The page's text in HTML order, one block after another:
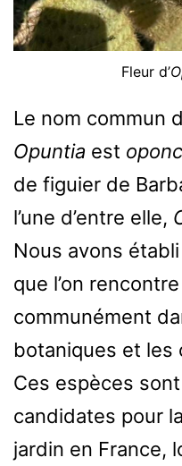
Fleur d’
Le nom commun
Opuntia est
de figuier de
l’une d’entre elle,
Nous avons
que l’on
communément
botaniques et les
Ces espèces
candidates pour
jardin en France,